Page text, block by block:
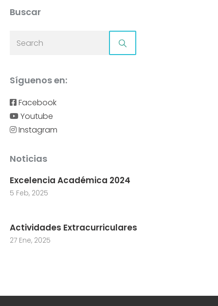
Buscar
Síguenos en:
Facebook
Youtube
Instagram
Noticias
Excelencia Académica 2024
5 Feb, 2025
Actividades Extracurriculares
27 Ene, 2025